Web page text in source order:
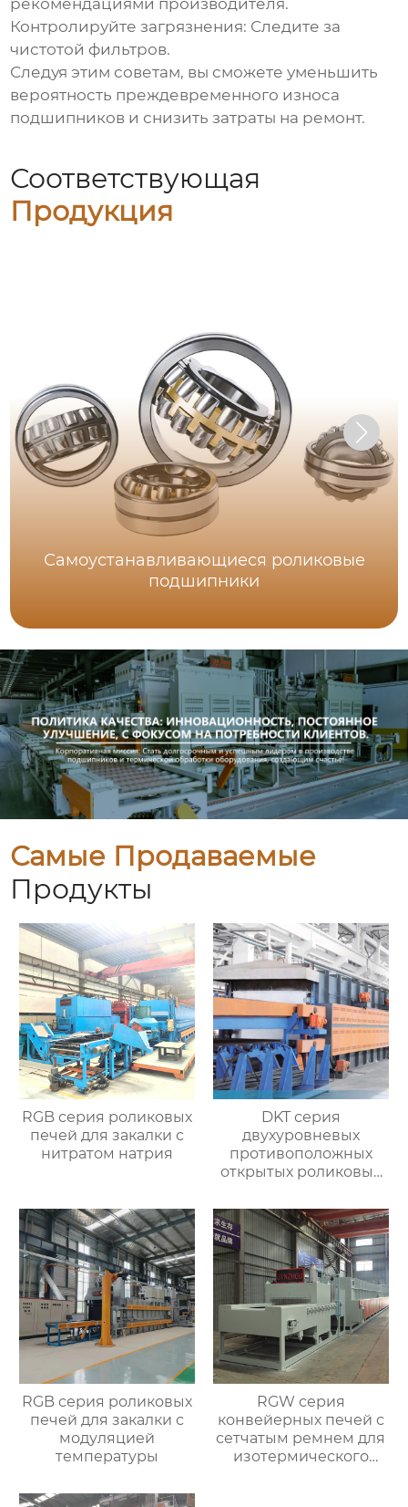
рекомендациями производителя.
Контролируйте загрязнения: Следите за
чистотой фильтров.
Следуя этим советам, вы сможете уменьшить
вероятность преждевременного износа
подшипников и снизить затраты на ремонт.
Соответствующая
Продукция
Самоустанавливающиеся роликовые
подшипники
Самые Продаваемые
Продукты
RGB серия роликовых
печей для закалки с
нитратом натрия
DKT серия
двухуровневых
противоположных
открытых роликовых
отжигательных печей
RGB серия роликовых
печей для закалки с
модуляцией
температуры
RGW серия
конвейерных печей с
сетчатым ремнем для
изотермического